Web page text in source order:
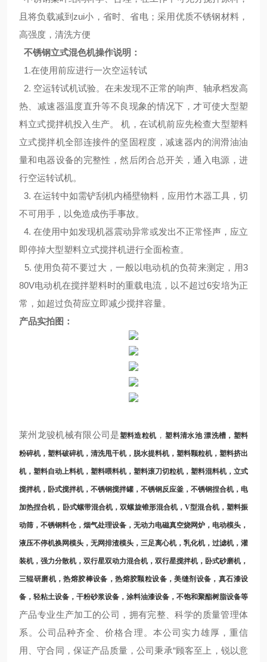
且将负载减到zui小，省时、省电；采用优质不锈钢材料，
高强度，清洗方便
不锈钢立式混色机操作说明：
1.在使用前应进行一次空运转试
2. 空运转试机试验。在未发现不正常的响声、轴承档发高
热、减速器温度直升等不良现象的情况下，才可使大型塑
料立式搅拌机投入生产。 机，在试机前应先检查大型塑料
立式搅拌机全部连接件的坚固程度，减速器内的润滑油油
量和电器设备的完整性，然后闭合总开关，通入电源，进
行空运转试机。
3. 在运转中如需铲刮机内桶壁物料，应用竹木器工具，切
不可用手，以免造成伤手事故。
4. 在使用中如发现机器震动异常或发出不正常怪声，应立
即停掉大型塑料立式搅拌机进行全面检查。
5. 使用负荷不要过大，一般以电动机的负荷来测定，用3
80V电动机在搅拌塑料时的重载电流，以不超过6安培为正
常，如超过负荷应立即减少搅拌容量。
产品实拍图：
莱州龙骏机械有限公司是塑料造粒机 ，塑料清水池 漂洗槽 ，塑料
粉碎机，塑料破碎机，清洗甩干机，脱水提料机，塑料颗粒机，塑料挤出
机， 塑料自动上料机，塑料喂料机，塑料滚刀切粒机，塑料混料机，立式
搅拌机，卧式搅拌机，不锈钢搅拌罐，不锈钢反应釜，不锈钢捏合机，电
加热捏合机，卧式螺带混合机，双螺旋锥形混合机，V型混合机，塑料振
动筛，不锈钢料仓，烟气处理设备，无动力电磁真空烧网炉，电动模头，
液压不停机换网模头，无网排渣模头，三足离心机，乳化机，过滤机，灌
装机，强力分散机，双行星双动力混合机，双行星搅拌机，卧式砂磨机，
三辊研磨机，热熔胶棒设备，热熔胶颗粒设备，美缝剂设备，真石漆设
备，轻粘土设备，干粉砂浆设备，涂料油漆设备，不饱和聚酯树脂设备等
产品专业生产加工的公司，拥有完整、科学的质量管理体
系。公司品种齐全、价格合理。本公司实力雄厚，重信
用、守合同，保证产品质量，公司秉承“顾客至上，锐以意